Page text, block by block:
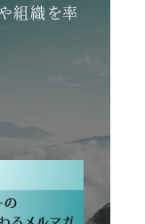
組織を率